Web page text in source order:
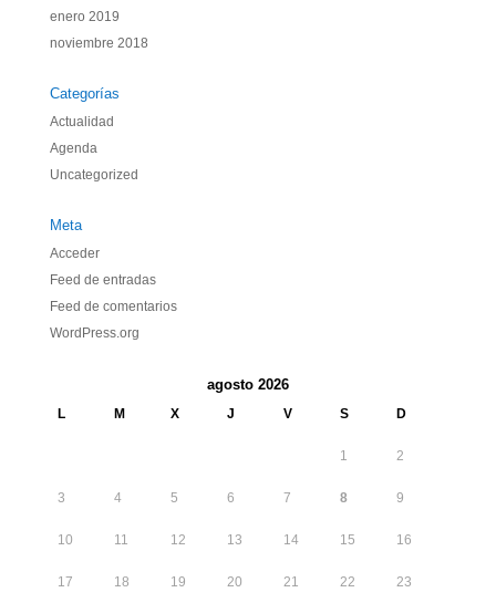
enero 2019
noviembre 2018
Categorías
Actualidad
Agenda
Uncategorized
Meta
Acceder
Feed de entradas
Feed de comentarios
WordPress.org
agosto 2026
L M X J V S D
1 2
3 4 5 6 7 8 9
10 11 12 13 14 15 16
17 18 19 20 21 22 23